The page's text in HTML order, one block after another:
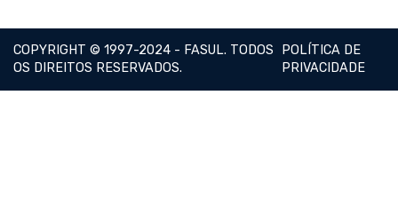
COPYRIGHT © 1997-2024 - FASUL. TODOS
OS DIREITOS RESERVADOS.
POLÍTICA DE
PRIVACIDADE